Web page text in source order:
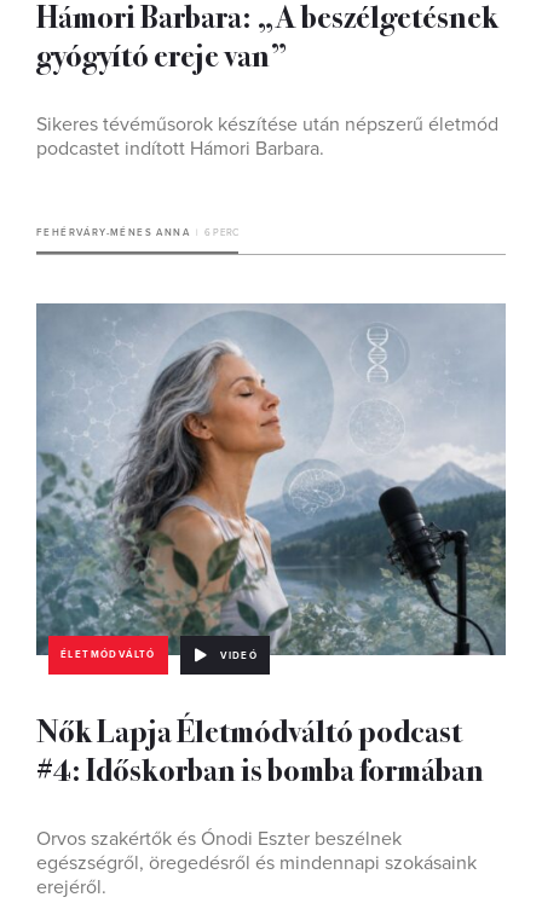
Hámori Barbara: „A beszélgetésnek
gyógyító ereje van”
Sikeres tévéműsorok készítése után népszerű életmód
podcastet indított Hámori Barbara.
FEHÉRVÁRY-MÉNES ANNA 6 PERC
ÉLETMÓDVÁLTÓ VIDEÓ
Nők Lapja Életmódváltó podcast
#4: Időskorban is bomba formában
Orvos szakértők és Ónodi Eszter beszélnek
egészségről, öregedésről és mindennapi szokásaink
erejéről.